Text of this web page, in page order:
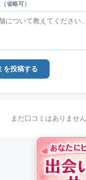
省略可）
を投稿する
まだ口コミはありませ